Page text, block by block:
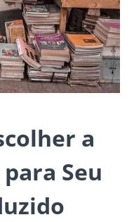
a
Seu